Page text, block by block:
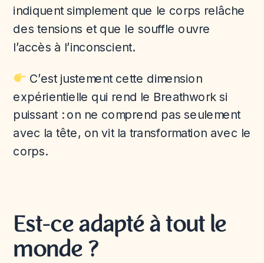
indiquent simplement que le corps relâche
des tensions et que le souffle ouvre
l’accès à l’inconscient.
C’est justement cette dimension
expérientielle qui rend le Breathwork si
puissant : on ne comprend pas seulement
avec la tête, on vit la transformation avec le
corps.
Est-ce adapté à tout le
monde ?